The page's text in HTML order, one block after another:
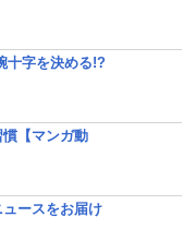
十字を決める!?
慣【マンガ動
ースをお届け